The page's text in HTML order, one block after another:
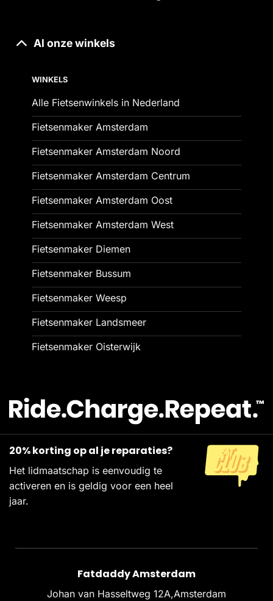
Al onze winkels
WINKELS
Alle Fietsenwinkels in Nederland
Fietsenmaker Amsterdam
Fietsenmaker Amsterdam Noord
Fietsenmaker Amsterdam Centrum
Fietsenmaker Amsterdam Oost
Fietsenmaker Amsterdam West
Fietsenmaker Diemen
Fietsenmaker Bussum
Fietsenmaker Weesp
Fietsenmaker Landsmeer
Fietsenmaker Oisterwijk
20% korting op al je reparaties?
Het lidmaatschap is eenvoudig te
activeren en is geldig voor een heel
jaar.
Fatdaddy Amsterdam
Johan van Hasseltweg 12A,Amsterdam